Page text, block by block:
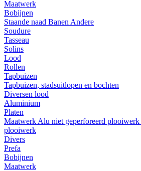
Maatwerk
Bobijnen
Staande naad Banen Andere
Soudure
Tasseau
Solins
Lood
Rollen
Tapbuizen
Tapbuizen, stadsuitlopen en bochten
Diversen lood
Aluminium
Platen
Maatwerk Alu niet geperforeerd plooiwerk
plooiwerk
Divers
Prefa
Bobijnen
Maatwerk